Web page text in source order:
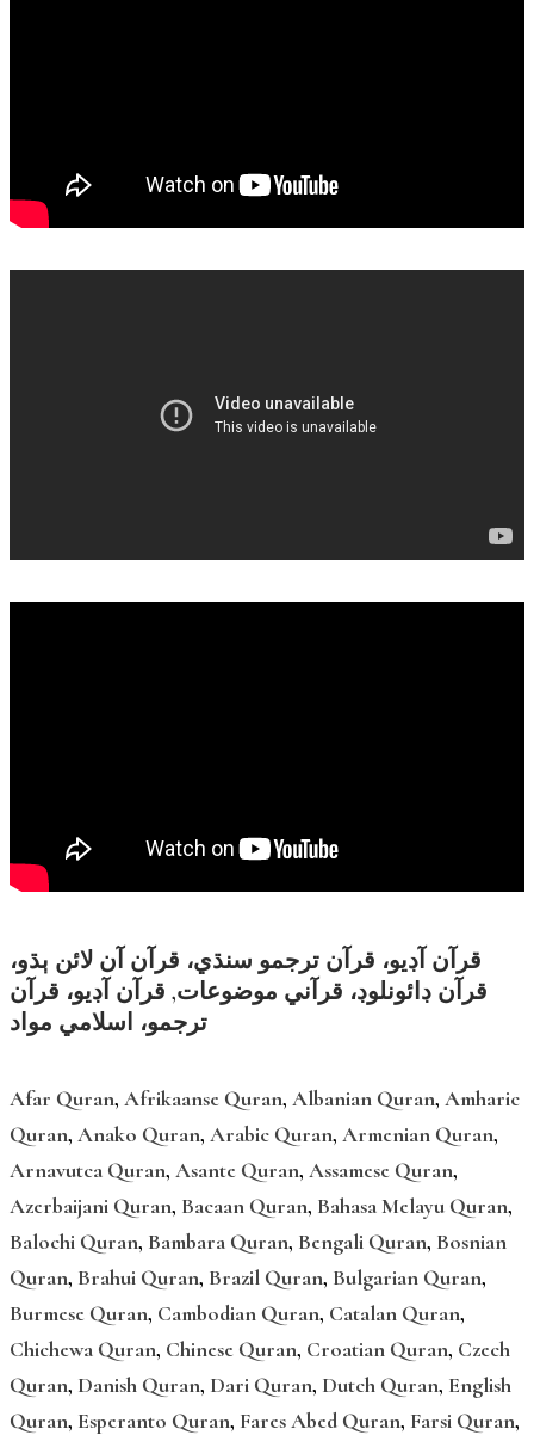
قرآن آڊيو، قرآن ترجمو سنڌي، قرآن آن لائن ٻڌو،
قرآن ڊائونلوڊ، قرآني موضوعات, قرآن آڊيو، قرآن
ترجمو، اسلامي مواد
Afar Quran, Afrikaanse Quran, Albanian Quran, Amharic
Quran, Anako Quran, Arabic Quran, Armenian Quran,
Arnavutca Quran, Asante Quran, Assamese Quran,
Azerbaijani Quran, Bacaan Quran, Bahasa Melayu Quran,
Balochi Quran, Bambara Quran, Bengali Quran, Bosnian
Quran, Brahui Quran, Brazil Quran, Bulgarian Quran,
Burmese Quran, Cambodian Quran, Catalan Quran,
Chichewa Quran, Chinese Quran, Croatian Quran, Czech
Quran, Danish Quran, Dari Quran, Dutch Quran, English
Quran, Esperanto Quran, Fares Abed Quran, Farsi Quran,